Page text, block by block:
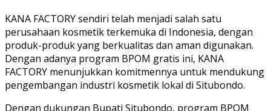
KANA FACTORY sendiri telah menjadi salah satu
perusahaan kosmetik terkemuka di Indonesia, dengan
produk-produk yang berkualitas dan aman digunakan.
Dengan adanya program BPOM gratis ini, KANA
FACTORY menunjukkan komitmennya untuk mendukung
pengembangan industri kosmetik lokal di Situbondo.
Dengan dukungan Bupati Situbondo, program BPOM